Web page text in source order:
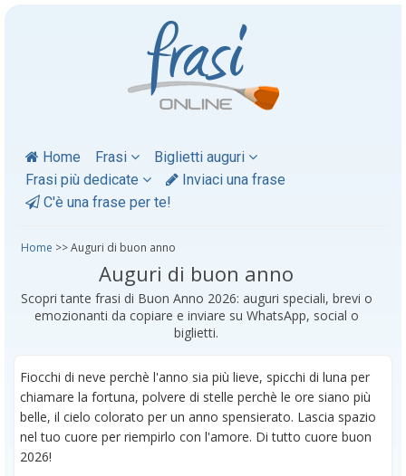
Home Frasi
Biglietti auguri
Frasi più dedicate
Inviaci una frase
C'è una frase per te!
Home >> Auguri di buon anno
Auguri di buon anno
Scopri tante frasi di Buon Anno 2026: auguri speciali, brevi o
emozionanti da copiare e inviare su WhatsApp, social o
biglietti.
Fiocchi di neve perchè l'anno sia più lieve, spicchi di luna per
chiamare la fortuna, polvere di stelle perchè le ore siano più
belle, il cielo colorato per un anno spensierato. Lascia spazio
nel tuo cuore per riempirlo con l'amore. Di tutto cuore buon
2026!